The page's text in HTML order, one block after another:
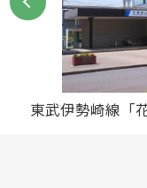
東武伊勢崎線「